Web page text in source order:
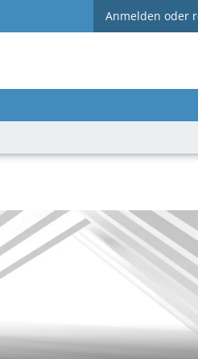
Anmelden oder